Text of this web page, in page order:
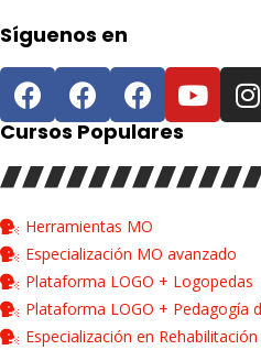
Síguenos en
Cursos Populares
Herramientas MO
Especialización MO avanzado
Plataforma LOGO + Logopedas
Plataforma LOGO + Pedagogía
Especialización en